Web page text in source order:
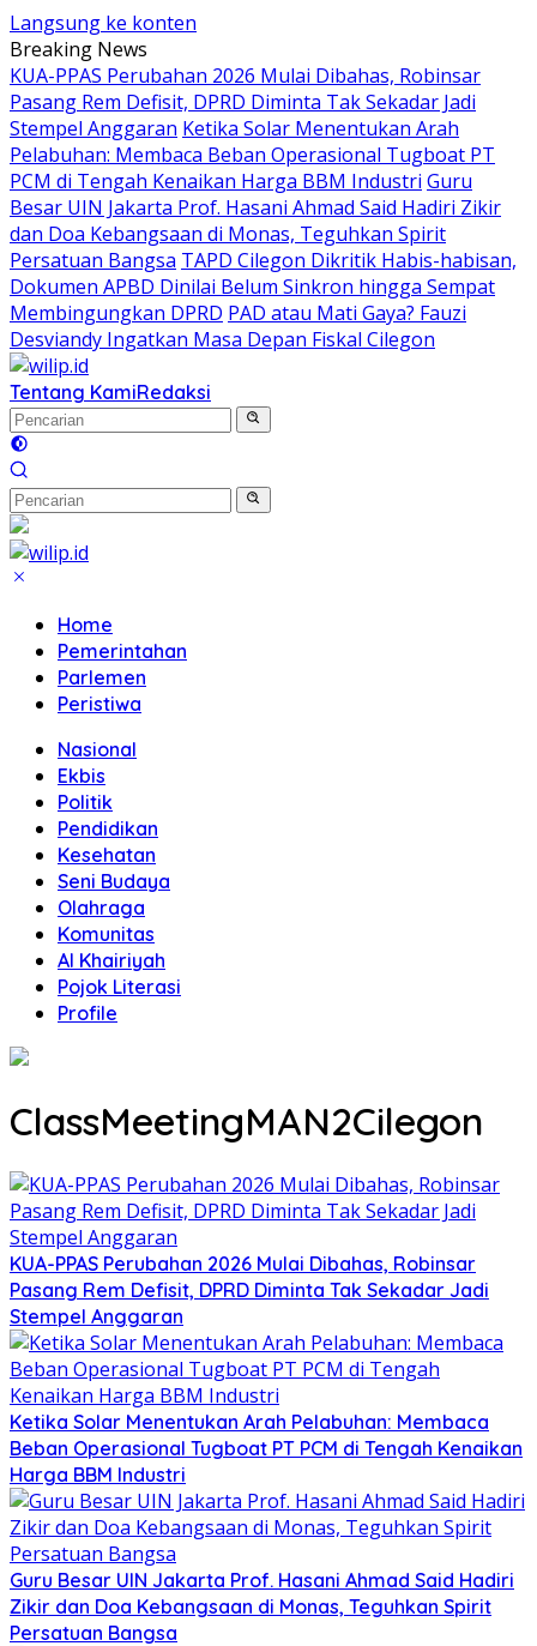
Langsung ke konten
Breaking News
KUA-PPAS Perubahan 2026 Mulai Dibahas, Robinsar
Pasang Rem Defisit, DPRD Diminta Tak Sekadar Jadi
Stempel Anggaran Ketika Solar Menentukan Arah
Pelabuhan: Membaca Beban Operasional Tugboat PT
PCM di Tengah Kenaikan Harga BBM Industri Guru
Besar UIN Jakarta Prof. Hasani Ahmad Said Hadiri Zikir
dan Doa Kebangsaan di Monas, Teguhkan Spirit
Persatuan Bangsa TAPD Cilegon Dikritik Habis-habisan,
Dokumen APBD Dinilai Belum Sinkron hingga Sempat
Membingungkan DPRD PAD atau Mati Gaya? Fauzi
Desviandy Ingatkan Masa Depan Fiskal Cilegon
Tentang KamiRedaksi
Home
Pemerintahan
Parlemen
Peristiwa
Nasional
Ekbis
Politik
Pendidikan
Kesehatan
Seni Budaya
Olahraga
Komunitas
Al Khairiyah
Pojok Literasi
Profile
ClassMeetingMAN2Cilegon
KUA-PPAS Perubahan 2026 Mulai Dibahas, Robinsar
Pasang Rem Defisit, DPRD Diminta Tak Sekadar Jadi
Stempel Anggaran
Ketika Solar Menentukan Arah Pelabuhan: Membaca
Beban Operasional Tugboat PT PCM di Tengah Kenaikan
Harga BBM Industri
Guru Besar UIN Jakarta Prof. Hasani Ahmad Said Hadiri
Zikir dan Doa Kebangsaan di Monas, Teguhkan Spirit
Persatuan Bangsa